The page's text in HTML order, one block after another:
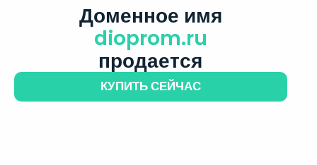
Доменное имя
dioprom.ru
продается
КУПИТЬ СЕЙЧАС